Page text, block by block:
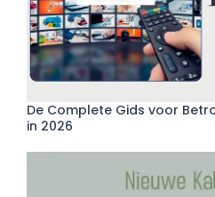
De Complete Gids voor
in 2026